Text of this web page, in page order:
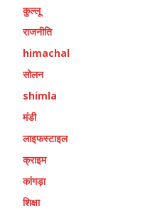
कुल्लू
राजनीति
himachal
सोलन
shimla
मंडी
लाइफस्टाइल
क्राइम
कांगड़ा
शिक्षा